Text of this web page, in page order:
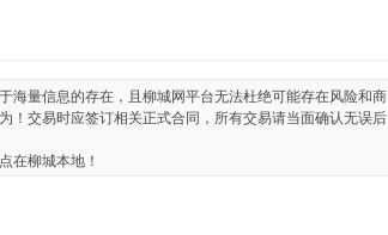
海量信息的存在，且柳城网平台无法杜绝可能存在风险和商
！交易时应签订相关正式合同，所有交易请当面确认无误后
在柳城本地！